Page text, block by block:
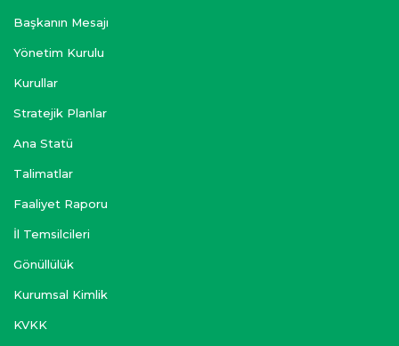
Başkanın Mesajı
Yönetim Kurulu
Kurullar
Stratejik Planlar
Ana Statü
Talimatlar
Faaliyet Raporu
İl Temsilcileri
Gönüllülük
Kurumsal Kimlik
KVKK